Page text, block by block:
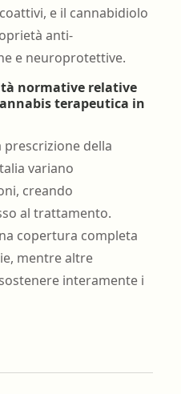
e il cannabidiolo
anti-
e neuroprotettive.
normative relative
terapeutica in
prescrizione della
variano
creando
al trattamento.
copertura completa
mentre altre
interamente i